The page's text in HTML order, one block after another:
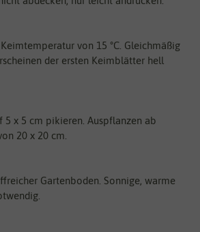
von 15 °C. Gleichmäßig
der ersten Keimblätter hell
5 x 5 cm pikieren. Auspflanzen ab
20 x 20 cm.
Gartenboden. Sonnige, warme